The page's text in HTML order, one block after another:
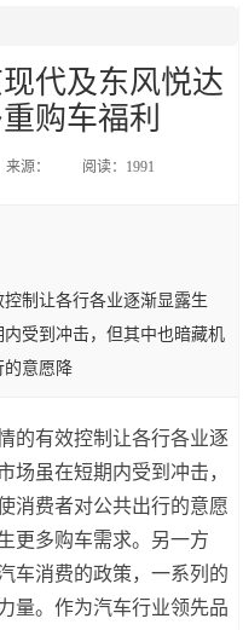
代及东风悦达
购车福利
来源： 阅读：1991
制让各行各业逐渐显露生
受到冲击，但其中也暗藏机
的意愿降
的有效控制让各行各业逐
场虽在短期内受到冲击，
消费者对公共出行的意愿
更多购车需求。另一方
车消费的政策，一系列的
量。作为汽车行业领先品